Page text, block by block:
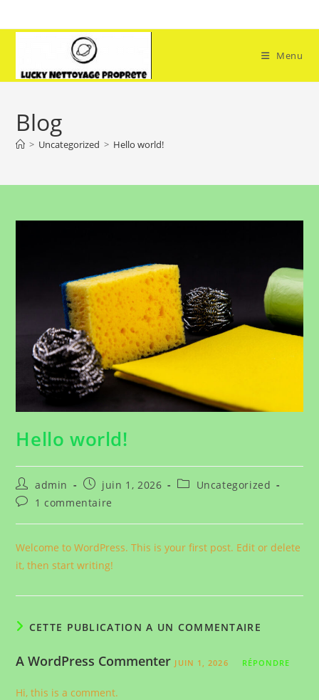
to
Menu
Blog
> Uncategorized > Hello world!
Hello world!
Auteur/autrice
de
la
publication :
admin
Publication
publiée :
juin 1, 2026
PostUncategorized
Commentaires
la
publication :
1 commentaire
Welcome to WordPress. This is your first post. Edit or delete
it, then start writing!
CETTE PUBLICATION A UN COMMENTAIRE
A WordPress Commenter JUIN 1, 2026 RÉPONDRE
Hi, this is a comment.